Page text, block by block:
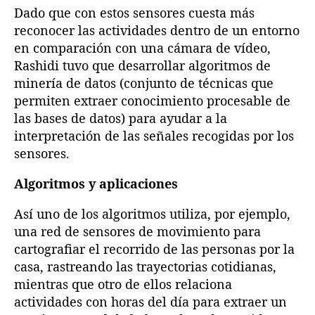
Dado que con estos sensores cuesta más
reconocer las actividades dentro de un entorno
en comparación con una cámara de vídeo,
Rashidi tuvo que desarrollar algoritmos de
minería de datos (conjunto de técnicas que
permiten extraer conocimiento procesable de
las bases de datos) para ayudar a la
interpretación de las señales recogidas por los
sensores.
Algoritmos y aplicaciones
Así uno de los algoritmos utiliza, por ejemplo,
una red de sensores de movimiento para
cartografiar el recorrido de las personas por la
casa, rastreando las trayectorias cotidianas,
mientras que otro de ellos relaciona
actividades con horas del día para extraer un